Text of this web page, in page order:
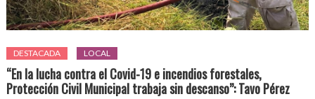
DESTACADA LOCAL
“En la lucha contra el Covid-19 e incendios forestales,
Protección Civil Municipal trabaja sin descanso”: Tavo Pérez